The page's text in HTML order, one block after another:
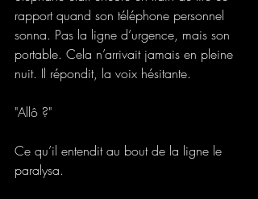
rapport quand son téléphone personnel
sonna. Pas la ligne d’urgence, mais son
portable. Cela n’arrivait jamais en pleine
nuit. Il répondit, la voix hésitante.
"Allô ?"
Ce qu’il entendit au bout de la ligne le
paralysa.